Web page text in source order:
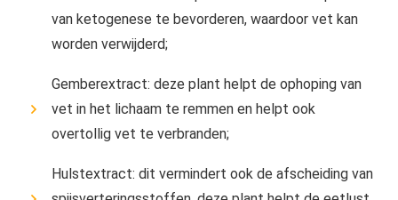
van ketogenese te bevorderen, waardoor vet kan
worden verwijderd;
Gemberextract: deze plant helpt de ophoping van
vet in het lichaam te remmen en helpt ook
overtollig vet te verbranden;
Hulstextract: dit vermindert ook de afscheiding van